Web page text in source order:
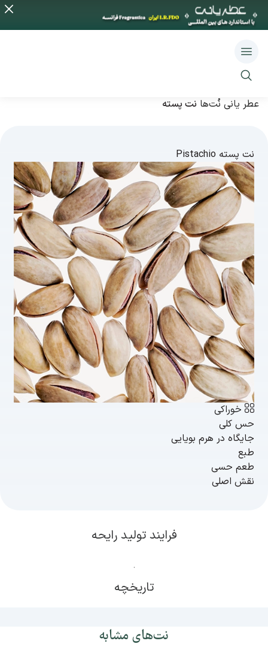
عطر یانی نُت‌ها نت پسته
نت پسته Pistachio
خوراکی
حس کلی
جایگاه در هرم بویایی
طبع
طعم حسی
نقش اصلی
فرایند تولید رایحه
.
تاریخچه
نت‌های مشابه